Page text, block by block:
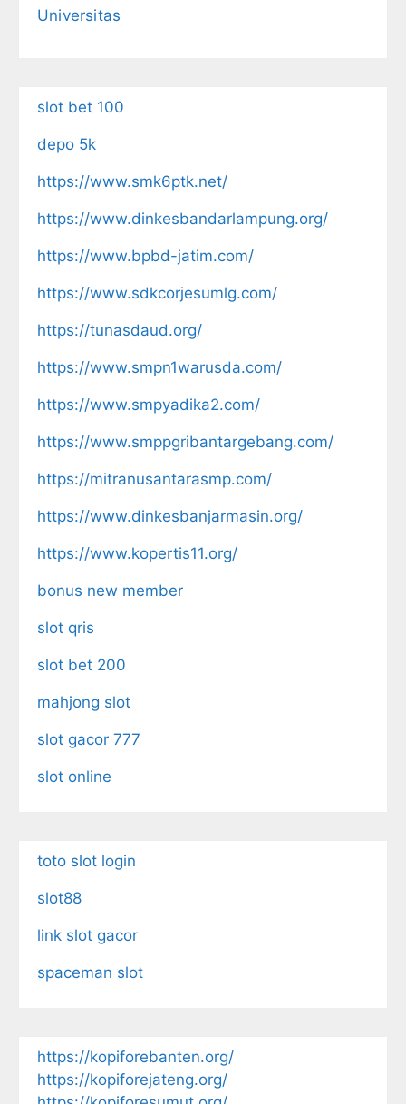
Universitas
slot bet 100
depo 5k
https://www.smk6ptk.net/
https://www.dinkesbandarlampung.org/
https://www.bpbd-jatim.com/
https://www.sdkcorjesumlg.com/
https://tunasdaud.org/
https://www.smpn1warusda.com/
https://www.smpyadika2.com/
https://www.smppgribantargebang.com/
https://mitranusantarasmp.com/
https://www.dinkesbanjarmasin.org/
https://www.kopertis11.org/
bonus new member
slot qris
slot bet 200
mahjong slot
slot gacor 777
slot online
toto slot login
slot88
link slot gacor
spaceman slot
https://kopiforebanten.org/
https://kopiforejateng.org/